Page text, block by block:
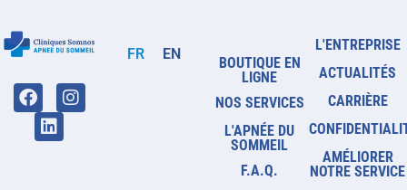
FR EN
BOUTIQUE EN
LIGNE
NOS SERVICES
L'APNÉE DU
SOMMEIL
F.A.Q.
L'ENTREPRISE
ACTUALITÉS
CARRIÈRE
AMÉLIORER
NOTRE SERVICE